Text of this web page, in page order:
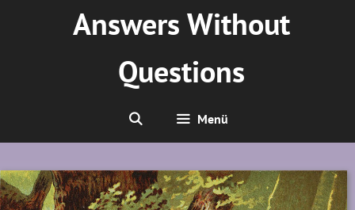
Answers Without
Questions
Menü